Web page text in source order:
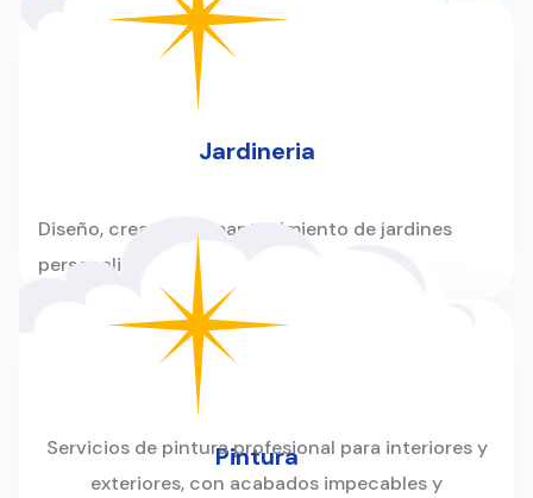
Jardineria
Diseño, creación y mantenimiento de jardines
personalizados para hogares y empresas.
Pintura
Servicios de pintura profesional para interiores y
exteriores, con acabados impecables y